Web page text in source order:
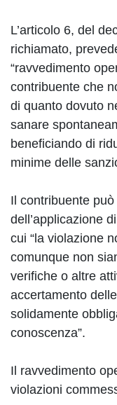
L’articolo 6, del
richiamato,
“ravvedimento
contribuente che
di quanto dovuto
sanare
beneficiando di
minime delle
Il contribuente
dell’applicazione
cui “la violazione
comunque non
verifiche o altre
accertamento
solidamente
conoscenza”.
Il ravvedimento
violazioni